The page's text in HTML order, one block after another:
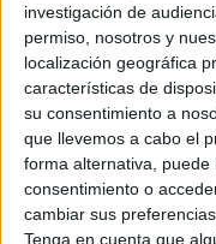
investigación de
permiso, nosotros y
localización geográfica
características de
su consentimiento a
que llevemos a cabo el
forma alternativa,
consentimiento o
cambiar sus
Tenga en cuenta que
Alicante(5)
Almería(1)
Asturias(2)
Ávila(1)
Barcelona(7)
Badajoz(1)
Burgos(1)
A Coruña(1)
Córdoba (3)
Ciudad Real(1)